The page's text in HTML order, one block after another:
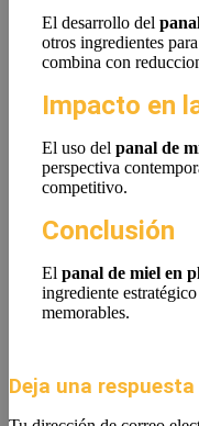
El desarrollo del
otros ingredientes
combina con
Impacto en
El uso del panal de
perspectiva
competitivo.
Conclusión
El panal de miel en
ingrediente
memorables.
Deja una respuesta